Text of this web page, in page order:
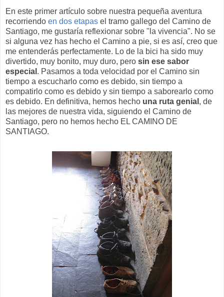
En este primer artículo sobre nuestra pequeña aventura
recorriendo en dos etapas el tramo gallego del Camino de
Santiago, me gustaría reflexionar sobre "la vivencia". No se
si alguna vez has hecho el Camino a pie, si es así, creo que
me entenderás perfectamente. Lo de la bici ha sido muy
divertido, muy bonito, muy duro, pero sin ese sabor
especial . Pasamos a toda velocidad por el Camino sin
tiempo a escucharlo como es debido, sin tiempo a
compatirlo como es debido y sin tiempo a saborearlo como
es debido. En definitiva, hemos hecho una ruta genial , de
las mejores de nuestra vida, siguiendo el Camino de
Santiago, pero no hemos hecho EL CAMINO DE
SANTIAGO.